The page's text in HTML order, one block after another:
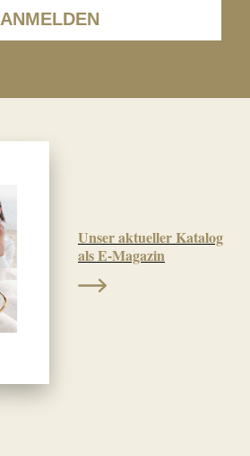
ANMELDEN
Unser aktueller Katalog
als E-Magazin